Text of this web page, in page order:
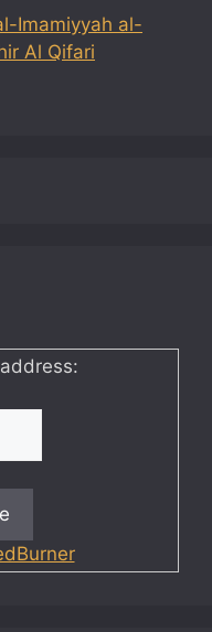
Imamiyyah al-
Al Qifari